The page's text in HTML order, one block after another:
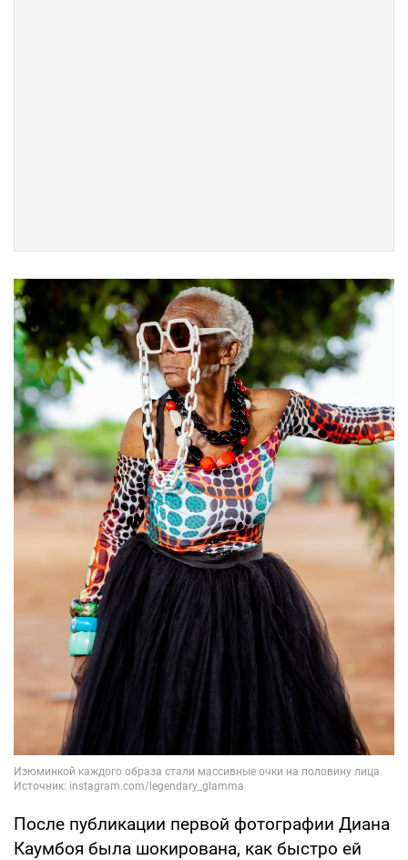
После публикации первой фотографии Диана
Каумбоя была шокирована, как быстро ей